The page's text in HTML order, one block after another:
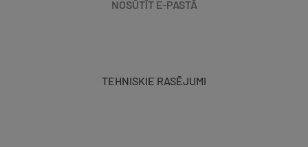
NOSŪTĪT E-PASTĀ
TEHNISKIE RASĒJUMI